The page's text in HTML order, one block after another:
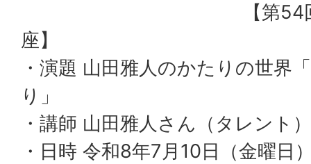
【第
座】
・演題 山田雅人のかたりの世界
り」
・講師 山田雅人さん（タレント）
・日時 令和8年7月10日（金曜日